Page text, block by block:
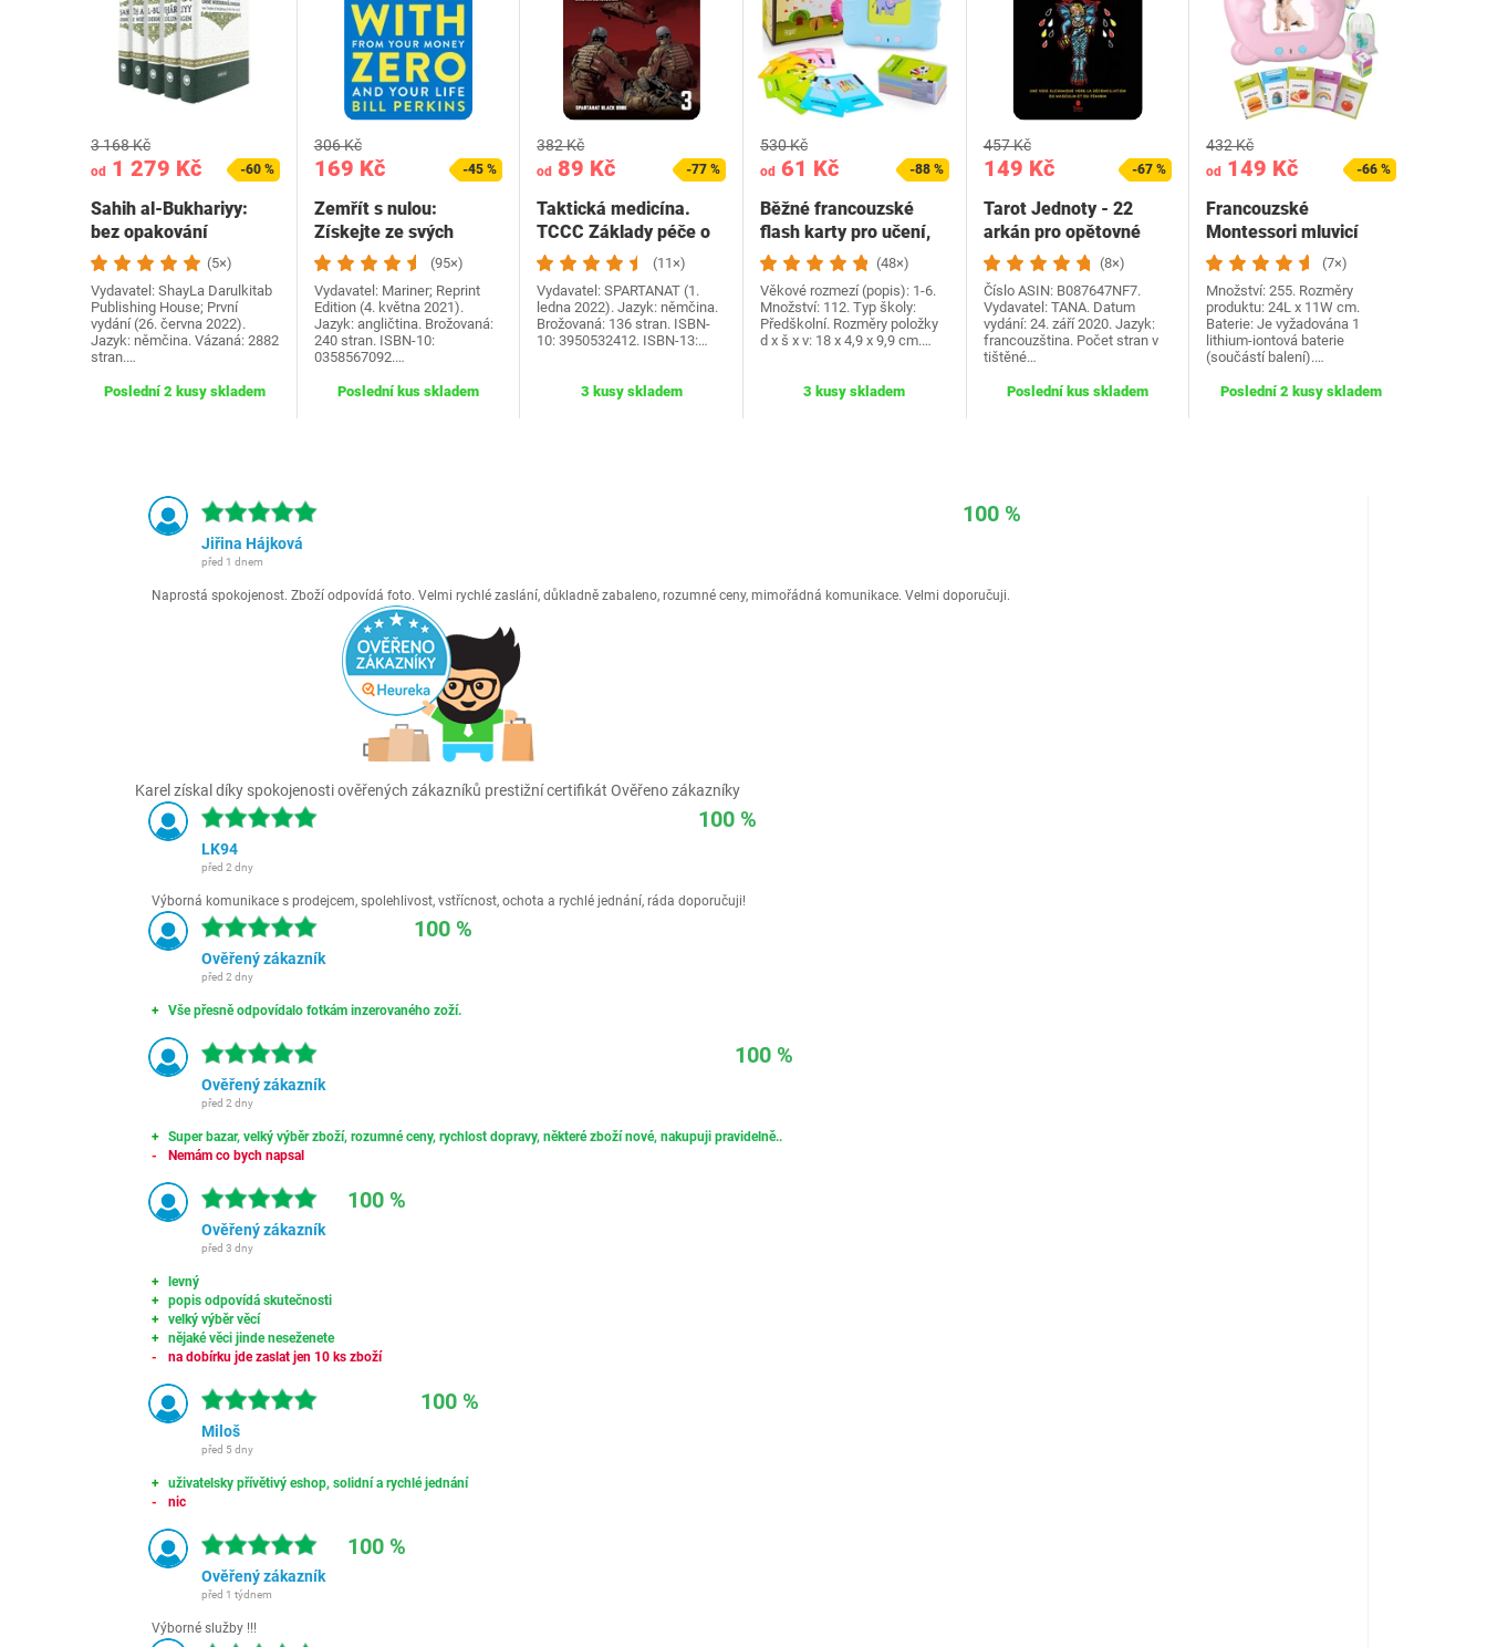
od 1 279 Kč
3 168 Kč
-60 %
Sahih al-Bukhariyy:
bez opakování
(5×)
Vydavatel: ShayLa Darulkitab
Publishing House; První
vydání (26. června 2022).
Jazyk: němčina. Vázaná: 2882
stran.…
Poslední 2 kusy skladem
169 Kč
306 Kč
-45 %
Zemřít s nulou:
Získejte ze svých
peněz a života vše,
co…
(95×)
Vydavatel: Mariner; Reprint
Edition (4. května 2021).
Jazyk: angličtina. Brožovaná:
240 stran. ISBN-10:
0358567092.…
Poslední kus skladem
od 89 Kč
382 Kč
-77 %
Taktická medicína.
TCCC Základy péče o
zraněné – Černá…
(11×)
Vydavatel: SPARTANAT (1.
ledna 2022). Jazyk: němčina.
Brožovaná: 136 stran. ISBN-
10: 3950532412. ISBN-13:…
3 kusy skladem
od61 Kč
530 Kč
-88 %
Běžné francouzské
flash karty pro učení,
pro batolata, 1 2…
(48×)
Věkové rozmezí (popis): 1-6.
Množství: 112. Typ školy:
Předškolní. Rozměry položky
d x š x v: 18 x 4,9 x 9,9 cm.…
3 kusy skladem
149 Kč
457 Kč
-67 %
Tarot Jednoty - 22
arkán pro opětovné
spojení se sebou…
(8×)
Číslo ASIN: B087647NF7.
Vydavatel: TANA. Datum
vydání: 24. září 2020. Jazyk:
francouzština. Počet stran v
tištěné…
Poslední kus skladem
od 149 Kč
432 Kč
-66 %
Francouzské
Montessori mluvicí
kartičky, výukové
kartičky…
(7×)
Množství: 255. Rozměry
produktu: 24L x 11W cm.
Baterie: Je vyžadována 1
lithium-iontová baterie
(součástí balení).…
Poslední 2 kusy skladem
100 %
Jiřina Hájková
před 1 dnem
Naprostá spokojenost. Zboží odpovídá foto. Velmi rychlé zaslání, důkladně zabaleno, rozumné ceny, mimořádná komunikace. Velmi doporučuji.
Karel získal díky spokojenosti ověřených zákazníků prestižní certifikát Ověřeno zákazníky
100 %
LK94
před 2 dny
Výborná komunikace s prodejcem, spolehlivost, vstřícnost, ochota a rychlé jednání, ráda doporučuji!
100 %
Ověřený zákazník
před 2 dny
Vše přesně odpovídalo fotkám inzerovaného zoží.
100 %
Ověřený zákazník
před 2 dny
Super bazar, velký výběr zboží, rozumné ceny, rychlost dopravy, některé zboží nové, nakupuji pravidelně..
Nemám co bych napsal
100 %
Ověřený zákazník
před 3 dny
levný
popis odpovídá skutečnosti
velký výběr věcí
nějaké věci jinde neseženete
na dobírku jde zaslat jen 10 ks zboží
100 %
Miloš
před 5 dny
uživatelsky přívětivý eshop, solidní a rychlé jednání
nic
100 %
Ověřený zákazník
před 1 týdnem
Výborné služby !!!